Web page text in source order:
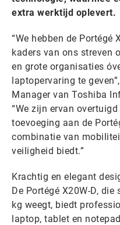
extra werktijd oplevert.
“We hebben de Portégé
kaders van ons streven
en grote organisaties
laptopervaring te
Manager van Toshiba
“We zijn ervan
toevoeging aan de
combinatie van
veiligheid biedt.”
Krachtig en elegant
De Portégé X20W-D,
kg weegt, biedt
laptop, tablet en